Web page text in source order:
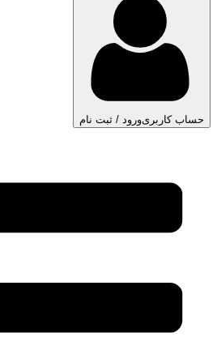
حساب کاربریورود / ثبت نام